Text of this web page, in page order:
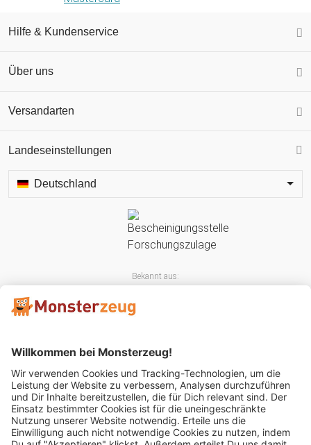
Hilfe & Kundenservice
Über uns
Versandarten
Landeseinstellungen
Deutschland
Bekannt aus:
Mitglied im: